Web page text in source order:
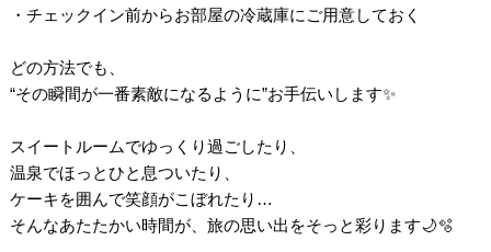
・チェックイン前からお部屋の冷蔵庫にご用意しておく
どの方法でも、
“その瞬間が一番素敵になるように”お手伝いします✨
スイートルームでゆっくり過ごしたり、
温泉でほっとひと息ついたり、
ケーキを囲んで笑顔がこぼれたり…
そんなあたたかい時間が、旅の思い出をそっと彩ります🌙🫧